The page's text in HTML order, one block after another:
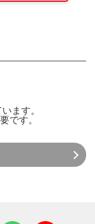
ます。
です。